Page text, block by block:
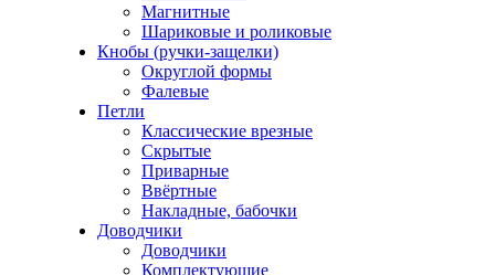
Магнитные
Шариковые и роликовые
Кнобы (ручки-защелки)
Округлой формы
Фалевые
Петли
Классические врезные
Скрытые
Приварные
Ввёртные
Накладные, бабочки
Доводчики
Доводчики
Комплектующие